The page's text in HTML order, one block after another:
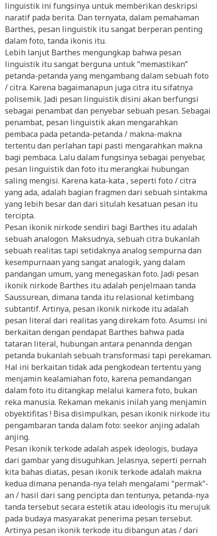
linguistik ini fungsinya untuk memberikan deskripsi
naratif pada berita. Dan ternyata, dalam pemahaman
Barthes, pesan linguistik itu sangat berperan penting
dalam foto, tanda ikonis itu.
Lebih lanjut Barthes mengungkap bahwa pesan
linguistik itu sangat berguna untuk “memastikan”
petanda-petanda yang mengambang dalam sebuah foto
/ citra. Karena bagaimanapun juga citra itu sifatnya
polisemik. Jadi pesan linguistik disini akan berfungsi
sebagai penambat dan penyebar sebuah pesan. Sebagai
penambat, pesan linguistik akan mengarahkan
pembaca pada petanda-petanda / makna-makna
tertentu dan perlahan tapi pasti mengarahkan makna
bagi pembaca. Lalu dalam fungsinya sebagai penyebar,
pesan linguistik dan foto itu merangkai hubungan
saling mengisi. Karena kata-kata , seperti foto / citra
yang ada, adalah bagian fragmen dari sebuah sintakma
yang lebih besar dan dari situlah kesatuan pesan itu
tercipta.
Pesan ikonik nirkode sendiri bagi Barthes itu adalah
sebuah analogon. Maksudnya, sebuah citra bukanlah
sebuah realitas tapi setidaknya analog sempurna dan
kesempurnaan yang sangat analogik, yang dalam
pandangan umum, yang menegaskan foto. Jadi pesan
ikonik nirkode Barthes itu adalah penjelmaan tanda
Saussurean, dimana tanda itu relasional ketimbang
subtantif. Artinya, pesan ikonik nirkode itu adalah
pesan literal dari realitas yang direkam foto. Asumsi ini
berkaitan dengan pendapat Barthes bahwa pada
tataran literal, hubungan antara penannda dengan
petanda bukanlah sebuah transformasi tapi perekaman.
Hal ini berkaitan tidak ada pengkodean tertentu yang
menjamin kealamiahan foto, karena pemandangan
dalam foto itu ditangkap melalui kamera foto, bukan
reka manusia. Rekaman mekanis inilah yang menjamin
obyektifitas ! Bisa disimpulkan, pesan ikonik nirkode itu
pengambaran tanda dalam foto: seekor anjing adalah
anjing.
Pesan ikonik terkode adalah aspek ideologis, budaya
dari gambar yang disuguhkan. Jelasnya, seperti pernah
kita bahas diatas, pesan ikonik terkode adalah makna
kedua dimana penanda-nya telah mengalami “permak”-
an / hasil dari sang pencipta dan tentunya, petanda-nya
tanda tersebut secara estetik atau ideologis itu merujuk
pada budaya masyarakat penerima pesan tersebut.
Artinya pesan ikonik terkode itu dibangun atas / dari